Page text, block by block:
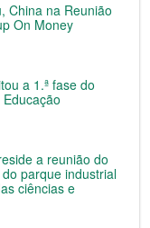
China na Reunião
On Money
a 1.ª fase do
a reunião do
parque industrial
ciências e